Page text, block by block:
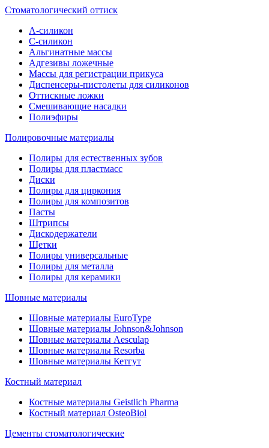
Стоматологический оттиск
А-силикон
C-силикон
Альгинатные массы
Адгезивы ложечные
Массы для регистрации прикуса
Диспенсеры-пистолеты для силиконов
Оттискные ложки
Смешивающие насадки
Полиэфиры
Полировочные материалы
Полиры для естественных зубов
Полиры для пластмасс
Диски
Полиры для циркония
Полиры для композитов
Пасты
Штрипсы
Дискодержатели
Щетки
Полиры универсальные
Полиры для металла
Полиры для керамики
Шовные материалы
Шовные материалы EuroType
Шовные материалы Johnson&Johnson
Шовные материалы Aesculap
Шовные материалы Resorba
Шовные материалы Кетгут
Костный материал
Костные материалы Geistlich Pharma
Костный материал OsteoBiol
Цементы стоматологические